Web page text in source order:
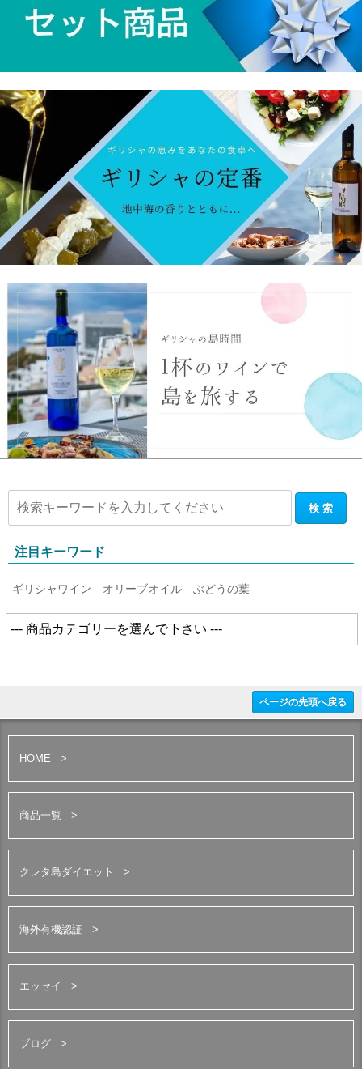
注目キーワード
ギリシャワイン オリーブオイル ぶどうの葉
ページの先頭へ戻る
HOME
商品一覧
クレタ島ダイエット
海外有機認証
エッセイ
ブログ